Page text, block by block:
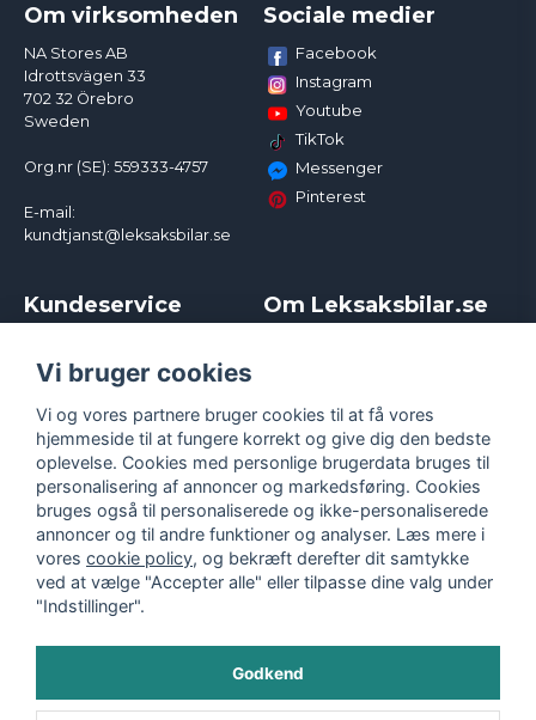
Om virksomheden
NA Stores AB
Idrottsvägen 33
702 32 Örebro
Sweden
Org.nr (SE): 559333-4757
E-mail:
kundtjanst@leksaksbilar.se
Sociale medier
Facebook
Instagram
Youtube
TikTok
Messenger
Pinterest
Kundeservice
Kampagner og rabatter
Reklamation
Policy chase cars
Returnera
Logga in
Om Leksaksbilar.se
Handelsbetingelser
Persondatapolitik
Cookies
Vi bruger cookies
Vi og vores partnere bruger cookies til at få vores
hjemmeside til at fungere korrekt og give dig den bedste
oplevelse. Cookies med personlige brugerdata bruges til
personalisering af annoncer og markedsføring. Cookies
bruges også til personaliserede og ikke-personaliserede
annoncer og til andre funktioner og analyser. Læs mere i
vores cookie policy, og bekræft derefter dit samtykke
ved at vælge "Accepter alle" eller tilpasse dine valg under
"Indstillinger".
Godkend